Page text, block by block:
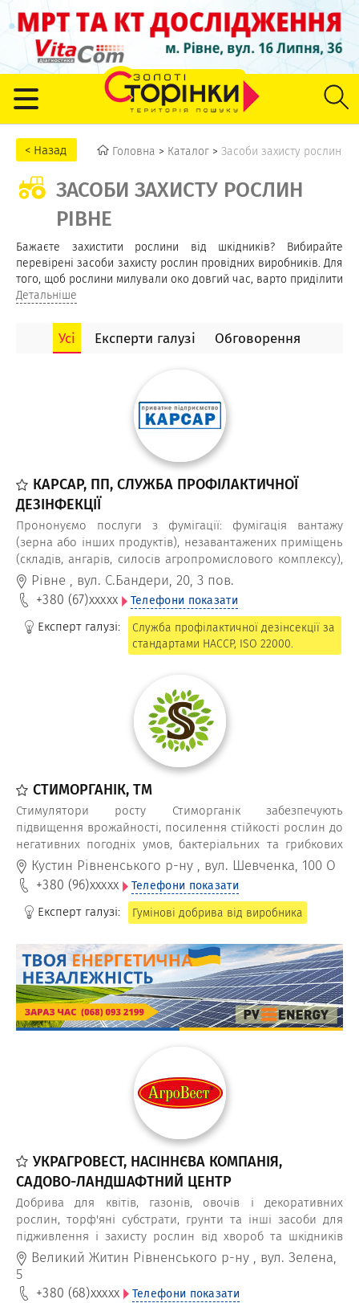
Головна > Каталог > Засоби захисту рослин
ЗАСОБИ ЗАХИСТУ РОСЛИН
РІВНЕ
Бажаєте захистити рослини від шкідників? Вибирайте
перевірені засоби захисту рослин провідних виробників. Для
того, щоб рослини милували око довгий час, варто приділити
особливу увагу наборам для вирощування, агрохімікатам,
врожаю є правильне поєднання різних елементів захисту
рослин. Гербіциди, фунгіциди, інсектициди, протруйники
допомагають доглядати за рослинкою на всіх етапах її росту.
Детальніше
Усі Експерти галузі Обговорення
КАРСАР, ПП, СЛУЖБА ПРОФІЛАКТИЧНОЇ
ДЕЗІНФЕКЦІЇ
Прононуємо послуги з фумігації: фумігація вантажу
(зерна або інших продуктів), незавантажених приміщень
(складів, ангарів, силосів агропромислового комплексу),
вагонів та контейнерів. Використовуємо
високоефективні препарати (фуміганти) в якості газу.
Рівне , вул. С.Бандери, 20, 3 пов.
+380 (67)xxxxx Телефони показати
Експерт галузі:
Служба профілактичної дезінсекції за
стандартами НАССР, ISO 22000.
СТИМОРГАНІК, ТМ
Стимулятори росту Стиморганік забезпечують
підвищення врожайності, посилення стійкості рослин до
негативних погодніх умов, бактеріальних та грибкових
інфекцій, шкідників та паразитів.
Кустин Рівненського р-ну , вул. Шевченка, 100 О
+380 (96)xxxxx Телефони показати
Експерт галузі: Гумінові добрива від виробника
УКРАГРОВЕСТ, НАСІННЄВА КОМПАНІЯ,
САДОВО-ЛАНДШАФТНИЙ ЦЕНТР
Добрива для квітів, газонів, овочів і декоративних
рослин, торф'яні субстрати, грунти та інші засоби для
підживлення і захисту рослин від хвороб та шкідників
можна купити оптом та вроздріб в компанії Агровест,
насіннєвому магазині та питомнику саджанців і квітів в
Житині
Великий Житин Рівненського р-ну , вул. Зелена,
5
+380 (68)xxxxx Телефони показати